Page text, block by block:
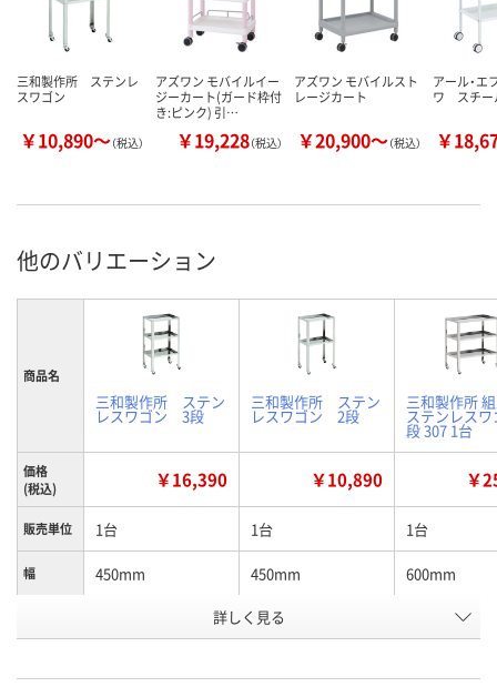
三和製作所 ステンレ
スワゴン
￥10,890～（税込）
アズワン モバイルイー
ジーカート(ガード枠付
き:ピンク) 引…
￥19,228（税込）
アズワン モバイルスト
レージカート
￥20,900～（税込）
アール・エ
ワ スチー
￥
他のバリエーション
商品名
三和製作所 ステン
レスワゴン 3段
三和製作所 ステン
レスワゴン 2段
三和製作所
ステンレスワ
段 307 1台
価格
(税込)
￥16,390 ￥10,890 ￥
販売単位 1台 1台 1台
幅 450mm 450mm 600mm
号
詳しく見る